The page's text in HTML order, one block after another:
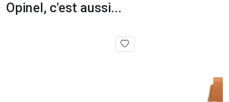
Opinel, c'est aussi...